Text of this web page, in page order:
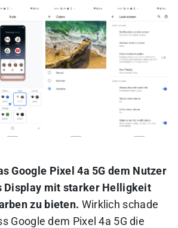
Google Pixel 4a 5G dem Nutzer
Display mit starker Helligkeit
zu bieten. Wirklich schade
Google dem Pixel 4a 5G die